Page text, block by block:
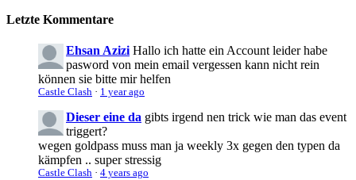
Letzte Kommentare
Ehsan Azizi Hallo ich hatte ein Account leider habe
pasword von mein email vergessen kann nicht rein
können sie bitte mir helfen
Castle Clash · 1 year ago
Dieser eine da gibts irgend nen trick wie man das event
triggert?
wegen goldpass muss man ja weekly 3x gegen den typen da
kämpfen .. super stressig
Castle Clash · 4 years ago